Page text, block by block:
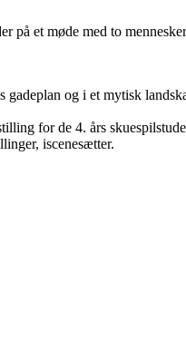
et møde med to
og i et mytisk
for de 4. års
iscenesætter.